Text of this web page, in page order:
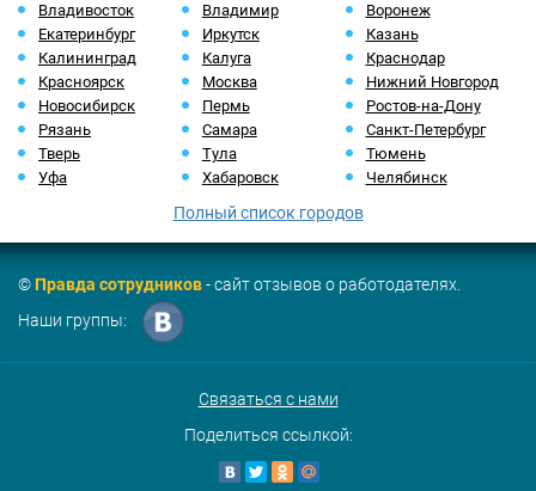
Владивосток Владимир
Воронеж
Екатеринбург
Иркутск
Казань
Калининград
Калуга
Краснодар
Красноярск
Москва
Нижний Новгород
Новосибирск
Пермь
Ростов-на-Дону
Рязань
Самара
Санкт-Петербург
Тверь
Тула
Тюмень
Уфа
Хабаровск Челябинск
Полный список городов
©Правда сотрудников- сайт отзывов о работодателях.
Наши группы:
Связаться с нами
Поделиться ссылкой: